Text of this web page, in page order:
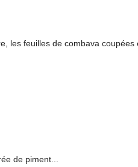
feuilles de combava coupées
de piment...